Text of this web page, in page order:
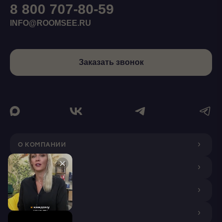
О КОМПАНИИ
ДИЗАЙНЕРАМ
ПОКУПАТЕЛЯМ
8 800 707-80-59
INFO@ROOMSEE.RU
Заказать звонок